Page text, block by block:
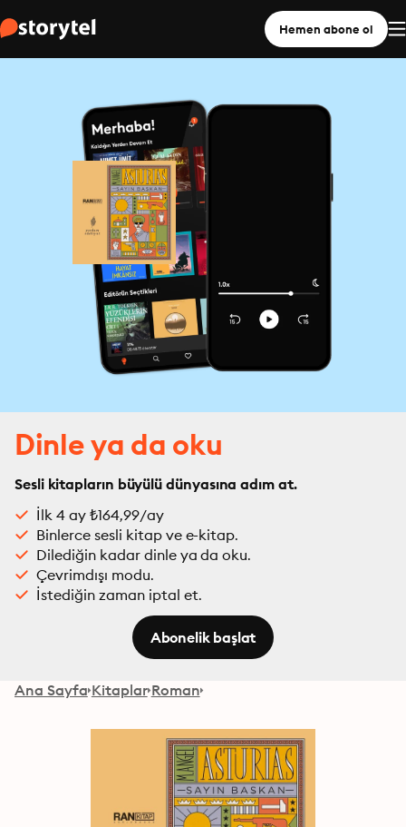
Hemen abone ol
Dinle ya da oku
Sesli kitapların büyülü dünyasına adım at.
İlk 4 ay ₺164,99/ay
Binlerce sesli kitap ve e-kitap.
Dilediğin kadar dinle ya da oku.
Çevrimdışı modu.
İstediğin zaman iptal et.
Abonelik başlat
Ana Sayfa Kitaplar Roman